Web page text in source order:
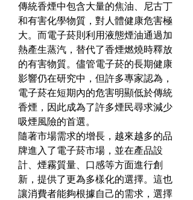
傳統香煙中包含大量的焦油、尼古丁
和有害化學物質，對人體健康危害極
大。而電子菸則利用液態煙油通過加
熱產生蒸汽，替代了香煙燃燒時釋放
的有害物質。儘管電子菸的長期健康
影響仍在研究中，但許多專家認為，
電子菸在短期內的危害明顯低於傳統
香煙，因此成為了許多煙民尋求減少
吸煙風險的首選。
隨著市場需求的增長，越來越多的品
牌進入了電子菸市場，並在產品設
計、煙霧質量、口感等方面進行創
新，提供了更為多樣化的選擇。這也
讓消費者能夠根據自己的需求，選擇